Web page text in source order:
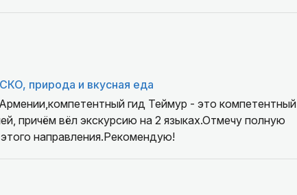
природа и вкусная еда
гид Теймур - это компетентный
причём вёл экскурсию на 2 языках.Отмечу полную
направления.Рекомендую!